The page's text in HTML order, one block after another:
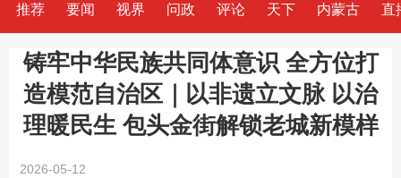
推荐 要闻 视界 问政 评论 天下 内蒙古 直
铸牢中华民族共同体意识 全方位打
造模范自治区｜以非遗立文脉 以治
理暖民生 包头金街解锁老城新模样
2026-05-12